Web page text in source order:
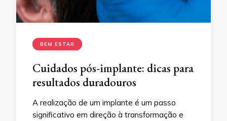
BEM ESTAR
Cuidados pós-implante: dicas para
resultados duradouros
A realização de um implante é um passo
significativo em direção à transformação e